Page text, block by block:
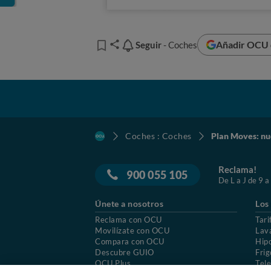
Seguir
Seguir - Coches Añadir
Coches : Coches Plan Moves:
900 055 105 Reclama!
De L a J de 9
Únete a nosotros
Reclama con OCU
Movilízate con OCU
Compara con OCU
Descubre GUIO
OCU Plus